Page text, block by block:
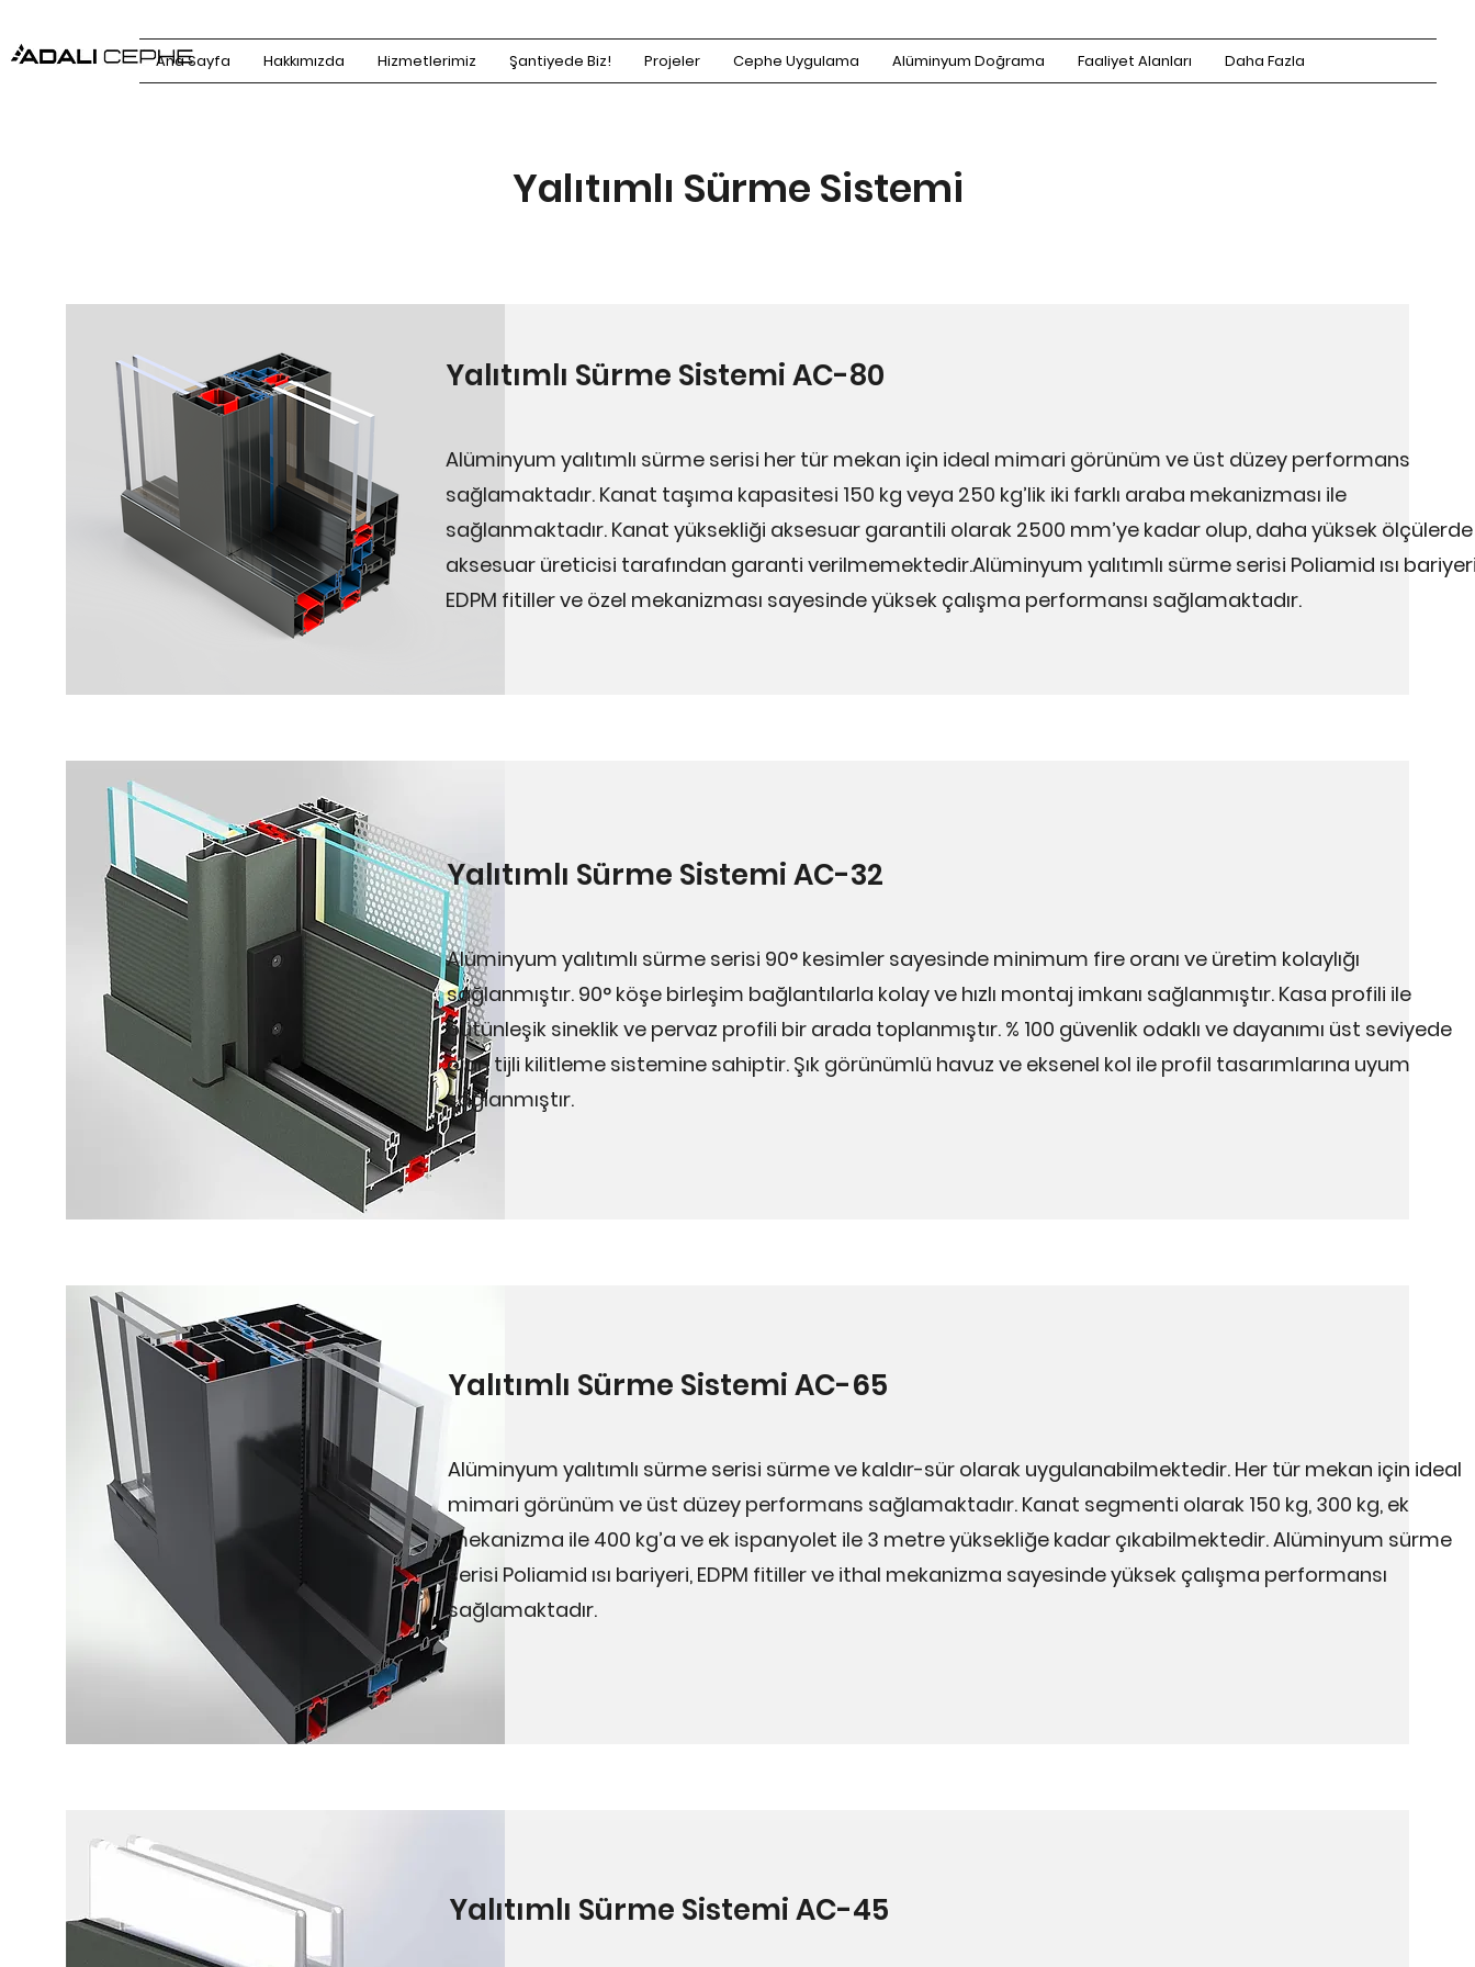
Ana Sayfa Hakkımızda Hizmetlerimiz Şantiyede Biz! Projeler Cephe Uygulama Alüminyum Doğrama Faaliyet Alanları Daha Fazla
Yalıtımlı Sürme Sistemi
Yalıtımlı Sürme Sistemi AC-80
Alüminyum yalıtımlı sürme serisi her tür mekan için ideal mimari görünüm ve üst düzey performans
sağlamaktadır. Kanat taşıma kapasitesi 150 kg veya 250 kg’lik iki farklı araba mekanizması ile
sağlanmaktadır. Kanat yüksekliği aksesuar garantili olarak 2500 mm’ye kadar olup, daha yüksek ölçülerde
aksesuar üreticisi tarafından garanti verilmemektedir.Alüminyum yalıtımlı sürme serisi Poliamid ısı
EDPM fitiller ve özel mekanizması sayesinde yüksek çalışma performansı sağlamaktadır.
Yalıtımlı Sürme Sistemi AC-32
Alüminyum yalıtımlı sürme serisi 90° kesimler sayesinde minimum fire oranı ve üretim kolaylığı
sağlanmıştır. 90° köşe birleşim bağlantılarla kolay ve hızlı montaj imkanı sağlanmıştır. Kasa profili ile
bütünleşik sineklik ve pervaz profili bir arada toplanmıştır. % 100 güvenlik odaklı ve dayanımı üst seviyede
olan tijli kilitleme sistemine sahiptir. Şık görünümlü havuz ve eksenel kol ile profil tasarımlarına uyum
sağlanmıştır.
Yalıtımlı Sürme Sistemi AC-65
Alüminyum yalıtımlı sürme serisi sürme ve kaldır-sür olarak uygulanabilmektedir. Her tür mekan için ideal
mimari görünüm ve üst düzey performans sağlamaktadır. Kanat segmenti olarak 150 kg, 300 kg, ek
mekanizma ile 400 kg’a ve ek ispanyolet ile 3 metre yüksekliğe kadar çıkabilmektedir. Alüminyum sürme
serisi Poliamid ısı bariyeri, EDPM fitiller ve ithal mekanizma sayesinde yüksek çalışma performansı
sağlamaktadır.
Yalıtımlı Sürme Sistemi AC-45